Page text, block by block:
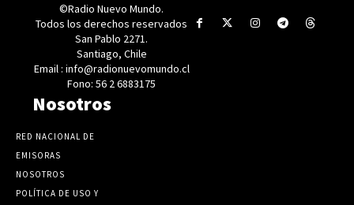
©Radio Nuevo Mundo.
Todos los derechos reservados
San Pablo 2271.
Santiago, Chile
Email : info@radionuevomundo.cl
Fono: 56 2 6883175
Nosotros
RED NACIONAL DE
EMISORAS
NOSOTROS
POLÍTICA DE USO Y